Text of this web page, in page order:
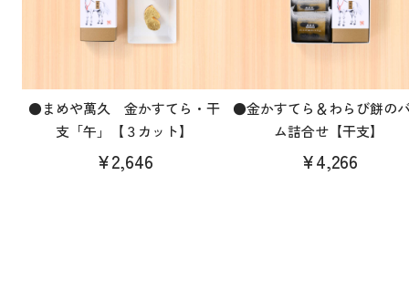
●まめや萬久 金かすてら・干
支「午」【３カット】
¥2,646
●金かすてら＆わらび餅の
ム詰合せ【干支】
¥4,266